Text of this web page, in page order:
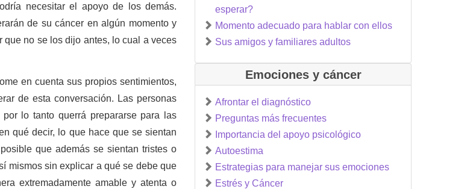
necesitar el apoyo de los demás.
de su cáncer en algún momento y
no se los dijo antes, lo cual a veces
en cuenta sus propios sentimientos,
de esta conversación. Las personas
lo tanto querrá prepararse para las
qué decir, lo que hace que se sientan
que además se sientan tristes o
mismos sin explicar a qué se debe que
extremadamente amable y atenta o
esperar?
Momento adecuado para hablar con ellos
Sus amigos y familiares adultos
Emociones y cáncer
Afrontar el diagnóstico
Preguntas más frecuentes
Importancia del apoyo psicológico
Autoestima
Estrategias para manejar sus emociones
Estrés y Cáncer